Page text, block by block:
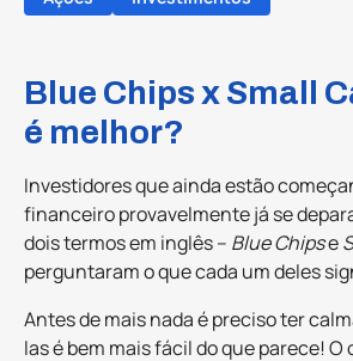
Blue Chips x Small
é melhor?
Investidores que ainda estão
financeiro provavelmente já se
dois termos em inglês – Blue Chipse
perguntaram o que cada um deles
Antes de mais nada é preciso ter
las é bem mais fácil do que parece! O